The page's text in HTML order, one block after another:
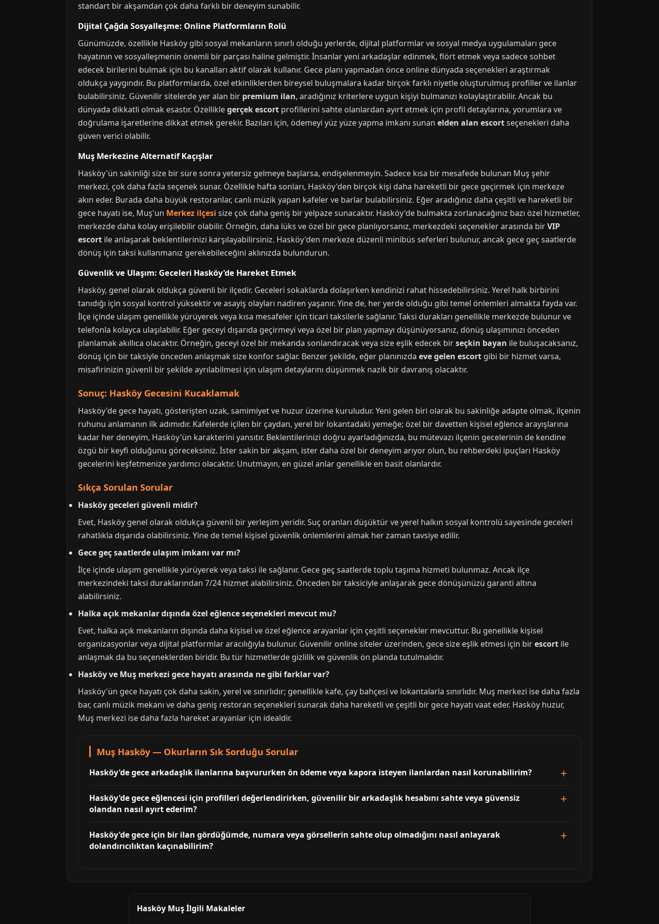
standart bir akşamdan çok daha farklı bir deneyim sunabilir.
Dijital Çağda Sosyalleşme: Online Platformların Rolü
Günümüzde, özellikle Hasköy gibi sosyal mekanların sınırlı olduğu yerlerde, dijital platformlar ve sosyal medya uygulamaları gece
hayatının ve sosyalleşmenin önemli bir parçası haline gelmiştir. İnsanlar yeni arkadaşlar edinmek, flört etmek veya sadece sohbet
edecek birilerini bulmak için bu kanalları aktif olarak kullanır. Gece planı yapmadan önce online dünyada seçenekleri araştırmak
oldukça yaygındır. Bu platformlarda, özel etkinliklerden bireysel buluşmalara kadar birçok farklı niyetle oluşturulmuş profiller ve ilanlar
bulabilirsiniz. Güvenilir sitelerde yer alan bir premium ilan, aradığınız kriterlere uygun kişiyi bulmanızı kolaylaştırabilir. Ancak bu
dünyada dikkatli olmak esastır. Özelliklegerçek escort profillerini sahte olanlardan ayırt etmek için profil detaylarına, yorumlara ve
doğrulama işaretlerine dikkat etmek gerekir. Bazıları için, ödemeyi yüz yüze yapma imkanı sunan elden alan escortseçenekleri daha
güven verici olabilir.
Muş Merkezine Alternatif Kaçışlar
Hasköy'ün sakinliği size bir süre sonra yetersiz gelmeye başlarsa, endişelenmeyin. Sadece kısa bir mesafede bulunan Muş şehir
merkezi, çok daha fazla seçenek sunar. Özellikle hafta sonları, Hasköy'den birçok kişi daha hareketli bir gece geçirmek için merkeze
akın eder. Burada daha büyük restoranlar, canlı müzik yapan kafeler ve barlar bulabilirsiniz. Eğer aradığınız daha çeşitli ve hareketli bir
gece hayatı ise, Muş'un Merkez ilçesi size çok daha geniş bir yelpaze sunacaktır. Hasköy'de bulmakta zorlanacağınız bazı özel hizmetler,
merkezde daha kolay erişilebilir olabilir. Örneğin, daha lüks ve özel bir gece planlıyorsanız, merkezdeki seçenekler arasında birVIP
escort ile anlaşarak beklentilerinizi karşılayabilirsiniz. Hasköy'den merkeze düzenli minibüs seferleri bulunur, ancak gece geç saatlerde
dönüş için taksi kullanmanız gerekebileceğini aklınızda bulundurun.
Güvenlik ve Ulaşım: Geceleri Hasköy'de Hareket Etmek
Hasköy, genel olarak oldukça güvenli bir ilçedir. Geceleri sokaklarda dolaşırken kendinizi rahat hissedebilirsiniz. Yerel halk birbirini
tanıdığı için sosyal kontrol yüksektir ve asayiş olayları nadiren yaşanır. Yine de, her yerde olduğu gibi temel önlemleri almakta fayda var.
İlçe içinde ulaşım genellikle yürüyerek veya kısa mesafeler için ticari taksilerle sağlanır. Taksi durakları genellikle merkezde bulunur ve
telefonla kolayca ulaşılabilir. Eğer geceyi dışarıda geçirmeyi veya özel bir plan yapmayı düşünüyorsanız, dönüş ulaşımınızı önceden
planlamak akıllıca olacaktır. Örneğin, geceyi özel bir mekanda sonlandıracak veya size eşlik edecek birseçkin bayan ile buluşacaksanız,
dönüş için bir taksiyle önceden anlaşmak size konfor sağlar. Benzer şekilde, eğer planınızda eve gelen escort gibi bir hizmet varsa,
misafirinizin güvenli bir şekilde ayrılabilmesi için ulaşım detaylarını düşünmek nazik bir davranış olacaktır.
Sonuç: Hasköy Gecesini Kucaklamak
Hasköy'de gece hayatı, gösterişten uzak, samimiyet ve huzur üzerine kuruludur. Yeni gelen biri olarak bu sakinliğe adapte olmak, ilçenin
ruhunu anlamanın ilk adımıdır. Kafelerde içilen bir çaydan, yerel bir lokantadaki yemeğe; özel bir davetten kişisel eğlence arayışlarına
kadar her deneyim, Hasköy'ün karakterini yansıtır. Beklentilerinizi doğru ayarladığınızda, bu mütevazı ilçenin gecelerinin de kendine
özgü bir keyfi olduğunu göreceksiniz. İster sakin bir akşam, ister daha özel bir deneyim arıyor olun, bu rehberdeki ipuçları Hasköy
gecelerini keşfetmenize yardımcı olacaktır. Unutmayın, en güzel anlar genellikle en basit olanlardır.
Sıkça Sorulan Sorular
Hasköy geceleri güvenli midir?
Evet, Hasköy genel olarak oldukça güvenli bir yerleşim yeridir. Suç oranları düşüktür ve yerel halkın sosyal kontrolü sayesinde geceleri
rahatlıkla dışarıda olabilirsiniz. Yine de temel kişisel güvenlik önlemlerini almak her zaman tavsiye edilir.
Gece geç saatlerde ulaşım imkanı var mı?
İlçe içinde ulaşım genellikle yürüyerek veya taksi ile sağlanır. Gece geç saatlerde toplu taşıma hizmeti bulunmaz. Ancak ilçe
merkezindeki taksi duraklarından 7/24 hizmet alabilirsiniz. Önceden bir taksiciyle anlaşarak gece dönüşünüzü garanti altına
alabilirsiniz.
Halka açık mekanlar dışında özel eğlence seçenekleri mevcut mu?
Evet, halka açık mekanların dışında daha kişisel ve özel eğlence arayanlar için çeşitli seçenekler mevcuttur. Bu genellikle kişisel
organizasyonlar veya dijital platformlar aracılığıyla bulunur. Güvenilir online siteler üzerinden, gece size eşlik etmesi için birescort ile
anlaşmak da bu seçeneklerden biridir. Bu tür hizmetlerde gizlilik ve güvenlik ön planda tutulmalıdır.
Hasköy ve Muş merkezi gece hayatı arasında ne gibi farklar var?
Hasköy'ün gece hayatı çok daha sakin, yerel ve sınırlıdır; genellikle kafe, çay bahçesi ve lokantalarla sınırlıdır. Muş merkezi ise daha fazla
bar, canlı müzik mekanı ve daha geniş restoran seçenekleri sunarak daha hareketli ve çeşitli bir gece hayatı vaat eder. Hasköy huzur,
Muş merkezi ise daha fazla hareket arayanlar için idealdir.
Muş Hasköy — Okurların Sık Sorduğu Sorular
Hasköy'de gece arkadaşlık ilanlarına başvururken ön ödeme veya kapora isteyen ilanlardan nasıl korunabilirim?
Hasköy'de gece eğlencesi için profilleri değerlendirirken, güvenilir bir arkadaşlık hesabını sahte veya güvensiz
olandan nasıl ayırt ederim?
Hasköy'de gece için bir ilan gördüğümde, numara veya görsellerin sahte olup olmadığını nasıl anlayarak
dolandırıcılıktan kaçınabilirim?
Hasköy Muş İlgili Makaleler